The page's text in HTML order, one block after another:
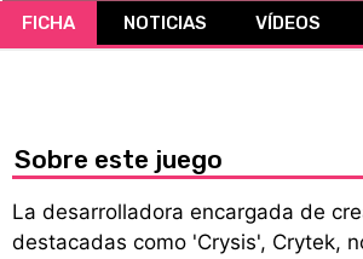
FICHA NOTICIAS VÍDEOS
Sobre este juego
La desarrolladora encargada de
destacadas como 'Crysis', Crytek,